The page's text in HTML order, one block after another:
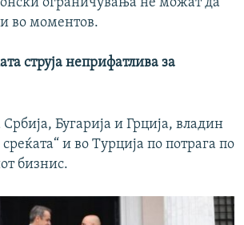
во моментов.
струја неприфатлива за
Бугарија и Грција, владин
и во Турција по потрага по
бизнис.